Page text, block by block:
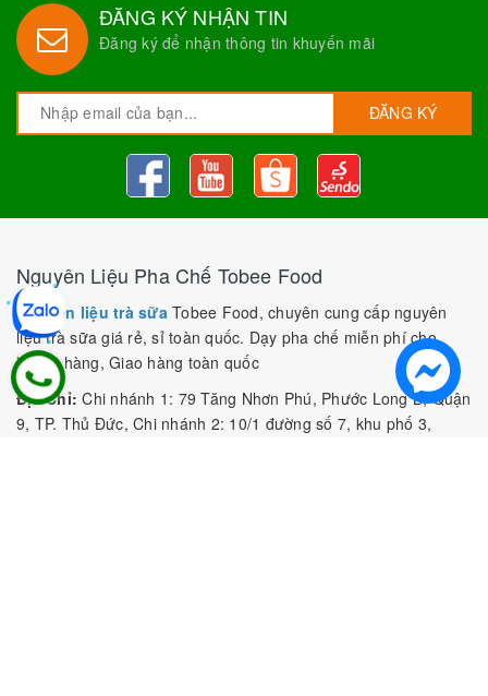
ĐĂNG KÝ NHẬN TIN
Đăng ký để nhận thông tin khuyến mãi
ĐĂNG KÝ
Nguyên Liệu Pha Chế Tobee Food
Nguyên liệu trà sữa Tobee Food, chuyên cung cấp nguyên
liệu trà sữa giá rẻ, sỉ toàn quốc. Dạy pha chế miễn phí cho
khách hàng, Giao hàng toàn quốc
Địa Chỉ: Chi nhánh 1: 79 Tăng Nhơn Phú, Phước Long B, Quận
9, TP. Thủ Đức, Chi nhánh 2: 10/1 đường số 7, khu phố 3,